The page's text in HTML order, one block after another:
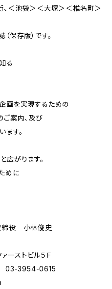
、＜池袋＞＜大塚＞＜椎名町＞
保存版）です。
る
画を実現するための
ご案内、及び
ます。
広がります。
めに
役 小林俊史
ーストビル５Ｆ
3954-0615